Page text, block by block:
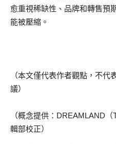
愈重視稀缺性、品牌和轉售預
能被壓縮。
（本文僅代表作者觀點，不代
議）
（概念提供：DREAMLAND
輯部校正）